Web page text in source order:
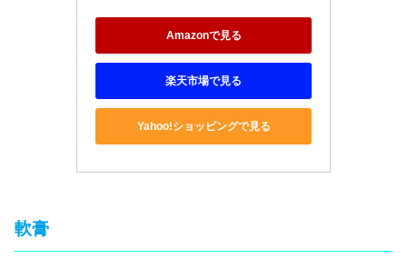
Amazonで見る
楽天市場で見る
Yahoo!ショッピングで見る
軟膏